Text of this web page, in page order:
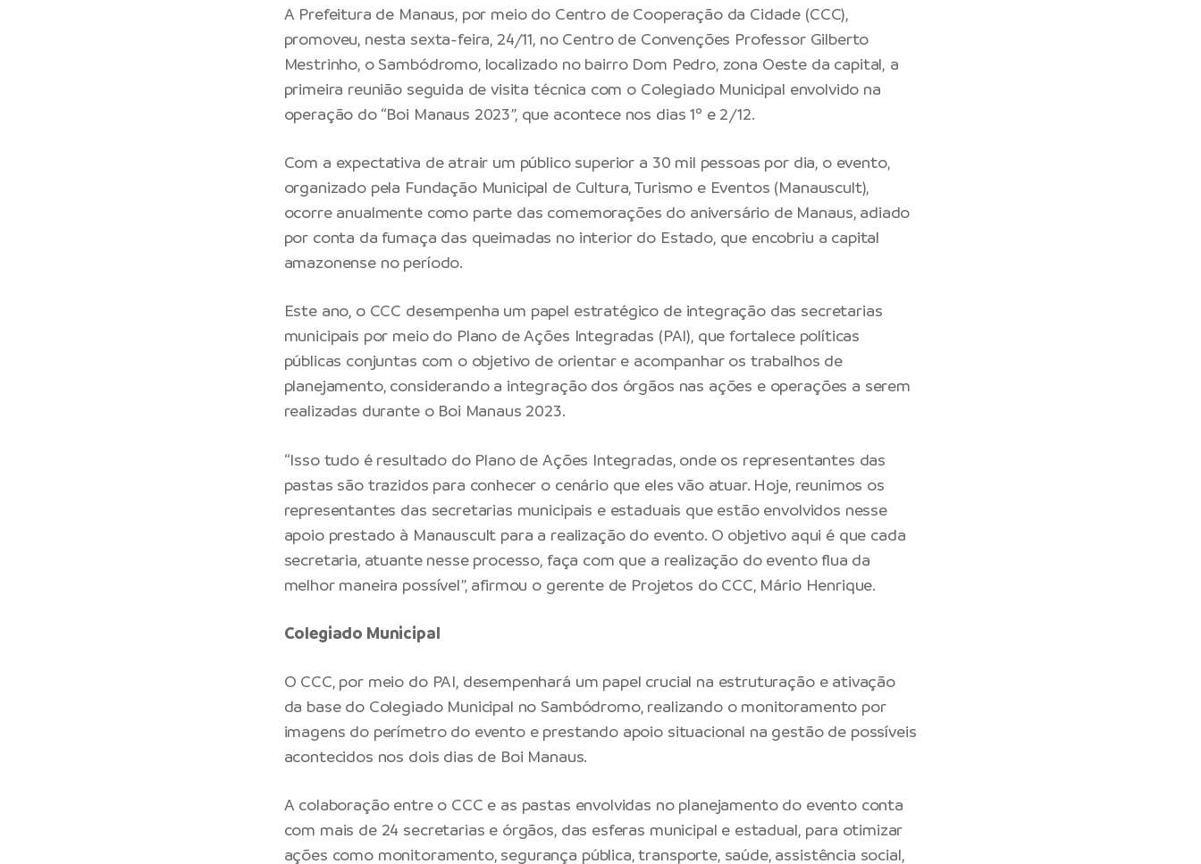
A Prefeitura de Manaus, por meio do Centro de Cooperação da Cidade (CCC),
promoveu, nesta sexta-feira, 24/11, no Centro de Convenções Professor Gilberto
Mestrinho, o Sambódromo, localizado no bairro Dom Pedro, zona Oeste da capital, a
primeira reunião seguida de visita técnica com o Colegiado Municipal envolvido na
operação do “Boi Manaus 2023”, que acontece nos dias 1º e 2/12.
Com a expectativa de atrair um público superior a 30 mil pessoas por dia, o evento,
organizado pela Fundação Municipal de Cultura, Turismo e Eventos (Manauscult),
ocorre anualmente como parte das comemorações do aniversário de Manaus, adiado
por conta da fumaça das queimadas no interior do Estado, que encobriu a capital
amazonense no período.
Este ano, o CCC desempenha um papel estratégico de integração das secretarias
municipais por meio do Plano de Ações Integradas (PAI), que fortalece políticas
públicas conjuntas com o objetivo de orientar e acompanhar os trabalhos de
planejamento, considerando a integração dos órgãos nas ações e operações a serem
realizadas durante o Boi Manaus 2023.
“Isso tudo é resultado do Plano de Ações Integradas, onde os representantes das
pastas são trazidos para conhecer o cenário que eles vão atuar. Hoje, reunimos os
representantes das secretarias municipais e estaduais que estão envolvidos nesse
apoio prestado à Manauscult para a realização do evento. O objetivo aqui é que cada
secretaria, atuante nesse processo, faça com que a realização do evento flua da
melhor maneira possível”, afirmou o gerente de Projetos do CCC, Mário Henrique.
Colegiado Municipal
O CCC, por meio do PAI, desempenhará um papel crucial na estruturação e ativação
da base do Colegiado Municipal no Sambódromo, realizando o monitoramento por
imagens do perímetro do evento e prestando apoio situacional na gestão de possíveis
acontecidos nos dois dias de Boi Manaus.
A colaboração entre o CCC e as pastas envolvidas no planejamento do evento conta
com mais de 24 secretarias e órgãos, das esferas municipal e estadual, para otimizar
ações como monitoramento, segurança pública, transporte, saúde, assistência social,